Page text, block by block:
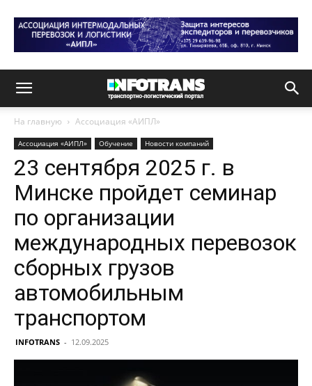
На главную Ассоциация «АИПЛ»
Ассоциация «АИПЛ» Обучение Новости компаний
23 сентября 2025 г. в
Минске пройдет семинар
по организации
международных перевозок
сборных грузов
автомобильным
транспортом
INFOTRANS - 12.09.2025